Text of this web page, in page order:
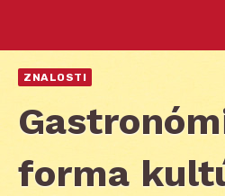
ZNALOSTI
forma